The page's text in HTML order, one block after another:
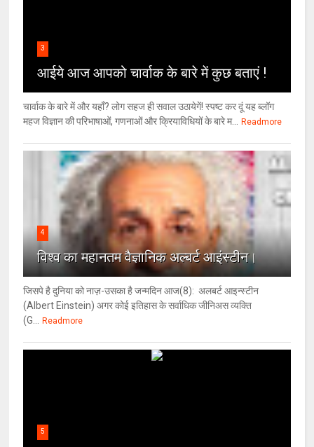
3
आईये आज आपको चार्वाक के बारे में कुछ बताएं !
चार्वाक के बारे में और यहाँ? लोग सहज ही सवाल उठायेगें! स्पष्ट कर दूं यह ब्लॉग
महज विज्ञान की परिभाषाओं, गणनाओं और क्रियाविधियों के बारे म... Readmore
4
विश्‍व का महानतम वैज्ञानिक अल्बर्ट आइंस्टीन।
जिसपे है दुनिया को नाज़-उसका है जन्मदिन आज(8): अलबर्ट आइन्स्टीन
(Albert Einstein) अगर कोई इतिहास के सर्वाधिक जीनिअस व्यक्ति
(G... Readmore
5